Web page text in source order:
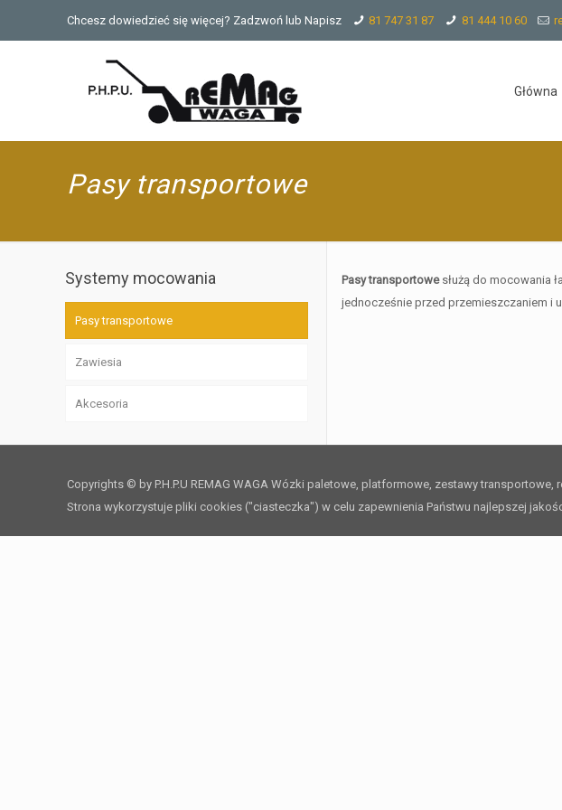
Chcesz dowiedzieć się więcej? Zadzwoń lub Napisz 81 747 31 87 81 444 10 60
Główna
Pasy transportowe
Pasy transportowesłużą do mocowania
jednocześnie przed przemieszczaniem i
Systemy mocowania
Pasy transportowe
Zawiesia
Zawiesia pasowe
Zawiesia linowe
Zawiesia łańcuchowe
Akcesoria
Copyrights © by P.H.P.U REMAG WAGA Wózki paletowe, platformowe, zestawy
Strona wykorzystuje pliki cookies ("ciasteczka") w celu zapewnienia Państwu najlepszej